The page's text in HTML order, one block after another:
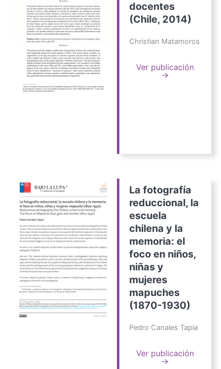
docentes
(Chile, 2014)
Christian Matamoros
Ver publicación
→
La fotografía
reduccional, la
escuela
chilena y la
memoria: el
foco en niños,
niñas y
mujeres
mapuches
(1870-1930)
Pedro Canales Tapia
Ver publicación
→